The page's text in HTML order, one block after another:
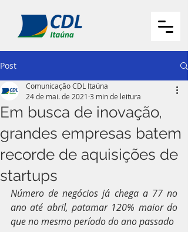
Post
Em busca de inovação,
grandes empresas batem
recorde de aquisições de
startups
Comunicação CDL Itaúna
24 de mai. de 2021 3 min de leitura
Número de negócios já chega a 77 no
ano até abril, patamar 120% maior do
que no mesmo período do ano passado